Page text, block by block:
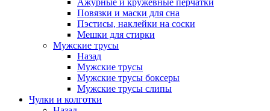
Ажурные и кружевные перчатки
Повязки и маски для сна
Пэстисы, наклейки на соски
Мешки для стирки
Мужские трусы
Назад
Мужские трусы
Мужские трусы боксеры
Мужские трусы слипы
Чулки и колготки